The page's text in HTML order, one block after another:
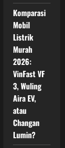
Komparasi
Mobil
Listrik
Murah
2026:
VinFast VF
3, Wuling
Aira EV,
atau
Changan
Lumin?